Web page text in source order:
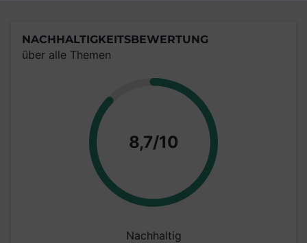
NACHHALTIGKEITSBEWERTUNG
über alle Themen
8,7/10 Punkte
Nachhaltig